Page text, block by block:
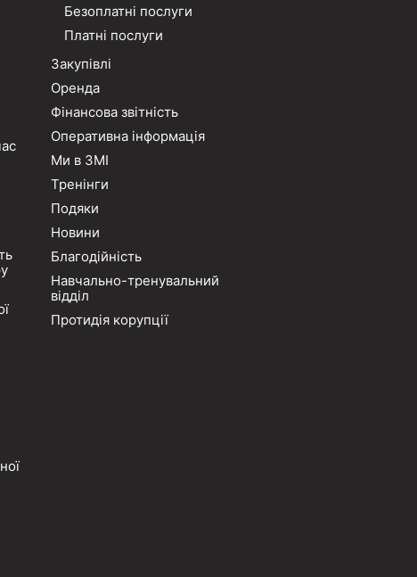
Безоплатні послуги
Платні послуги
Закупівлі
Оренда
Фінансова звітність
Оперативна інформація
Ми в ЗМІ
Тренінги
Подяки
Новини
Благодійність
Навчально-тренувальний
відділ
Протидія корупції